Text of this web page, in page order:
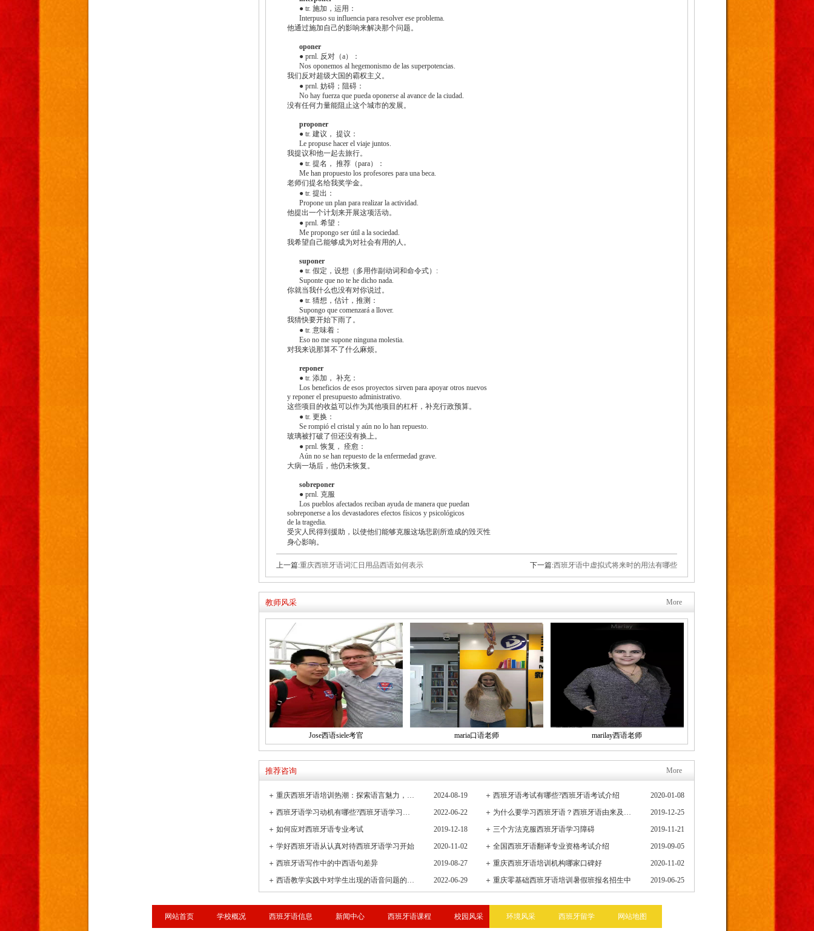
● tr. 施加，运用：
Interpuso su influencia para resolver ese problema.
他通过施加自己的影响来解决那个问题。
oponer
● prnl. 反对（a）：
Nos oponemos al hegemonismo de las superpotencias.
我们反对超级大国的霸权主义。
● prnl. 妨碍；阻碍：
No hay fuerza que pueda oponerse al avance de la ciudad.
没有任何力量能阻止这个城市的发展。
proponer
● tr. 建议， 提议：
Le propuse hacer el viaje juntos.
我提议和他一起去旅行。
● tr. 提名， 推荐（para）：
Me han propuesto los profesores para una beca.
老师们提名给我奖学金。
● tr. 提出：
Propone un plan para realizar la actividad.
他提出一个计划来开展这项活动。
● prnl. 希望：
Me propongo ser útil a la sociedad.
我希望自己能够成为对社会有用的人。
suponer
● tr. 假定，设想（多用作副动词和命令式）:
Suponte que no te he dicho nada.
你就当我什么也没有对你说过。
● tr. 猜想，估计，推测：
Supongo que comenzará a llover.
我猜快要开始下雨了。
● tr. 意味着：
Eso no me supone ninguna molestia.
对我来说那算不了什么麻烦。
reponer
● tr. 添加， 补充：
Los beneficios de esos proyectos sirven para apoyar otros nuevos
y reponer el presupuesto administrativo.
这些项目的收益可以作为其他项目的杠杆，补充行政预算。
● tr. 更换：
Se rompió el cristal y aún no lo han repuesto.
玻璃被打破了但还没有换上。
● prnl. 恢复， 痊愈：
Aún no se han repuesto de la enfermedad grave.
大病一场后，他仍未恢复。
sobreponer
● prnl. 克服
Los pueblos afectados reciban ayuda de manera que puedan
sobreponerse a los devastadores efectos físicos y psicológicos
de la tragedia.
受灾人民得到援助，以使他们能够克服这场悲剧所造成的毁灭性
身心影响。
上一篇:重庆西班牙语词汇日用品西语如何表示 下一篇:西班牙语中虚拟式将来时的用法有哪些
教师风采 More
Jose西语siele考官 maria口语老师 marilay西语老师
推荐咨询 More
＋ 重庆西班牙语培训热潮：探索语言魅力，连接全球文化桥梁 2024-08-19 ＋ 西班牙语考试有哪些?西班牙语考试介绍
2020-01-08
＋
西班牙语学习动机有哪些?西班牙语学习重要性有哪些 2022-06-22 ＋ 为什么要学习西班牙语？西班牙语由来及发展史
2019-12-25
＋ 如何应对西班牙语专业考试 2019-12-18 ＋ 三个方法克服西班牙语学习障碍
2019-11-21
＋ 学好西班牙语从认真对待西班牙语学习开始 2020-11-02 ＋ 全国西班牙语翻译专业资格考试介绍
2019-09-05
＋ 西班牙语写作中的中西语句差异 2019-08-27 ＋ 重庆西班牙语培训机构哪家口碑好
2020-11-02
＋
西语教学实践中对学生出现的语音问题的观察与小结 2022-06-29 ＋ 重庆零基础西班牙语培训暑假班报名招生中 2019-06-25
网站首页 学校概况 西班牙语信息 新闻中心 西班牙语课程 校园风采 环境风采 西班牙留学 网站地图